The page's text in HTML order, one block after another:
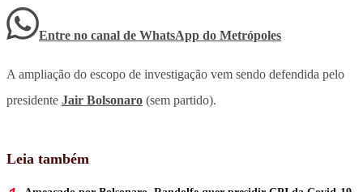
Entre no canal de WhatsApp do Metrópoles
A ampliação do escopo de investigação vem sendo defendida pelo
presidente Jair Bolsonaro (sem partido).
Leia também